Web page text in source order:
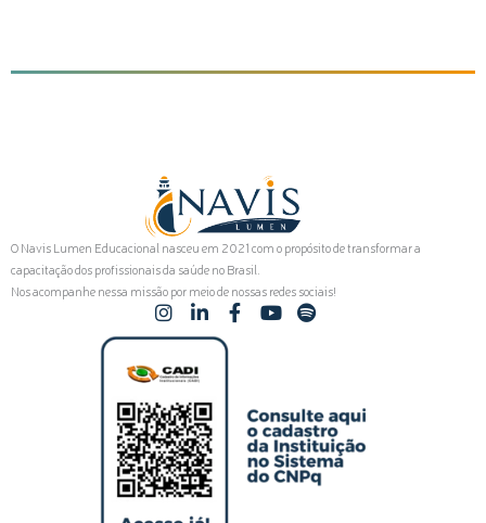
O Navis Lumen Educacional nasceu em 2021 com o propósito de transformar a
capacitação dos profissionais da saúde no Brasil.
Nos acompanhe nessa missão por meio de nossas redes sociais!
I
n
t
a
g
r
a
m
L
i
k
e
d
i
n
-
i
n
F
a
Y
b
e
S
p
f
y